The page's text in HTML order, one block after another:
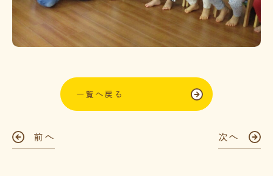
一覧へ戻る
前へ 次へ